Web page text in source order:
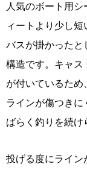
人気のボート用
ィートより少し
バスが掛かったと
構造です。キャス
が付いているため
ラインが傷つきに
ばらく釣りを続け
投げる度にライン